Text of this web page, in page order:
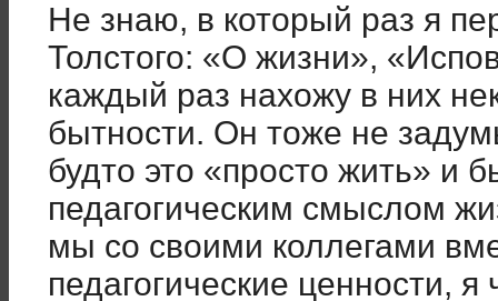
Не знаю, в который раз я
Толстого: «О жизни»,
каждый раз нахожу в них
бытности. Он тоже не
будто это «просто жить» и
педагогическим смыслом
мы со своими коллегами
педагогические ценности,